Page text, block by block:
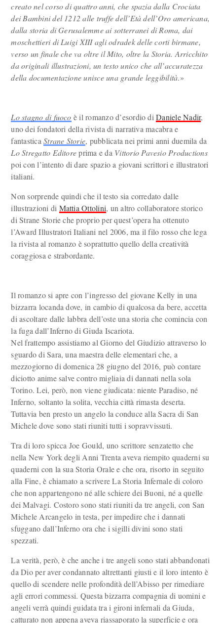
creato nel corso di quattro anni, che spazia dalla Crociata
dei Bambini del 1212 alle truffe dell’Età dell’Oro americana,
dalla storia di Gerusalemme ai sotterranei di Roma, dai
moschettieri di Luigi XIII agli odradek delle corti birmane,
verso un finale che va oltre il Mito, oltre la Storia. Arricchito
da originali illustrazioni, un testo unico che all’accuratezza
della documentazione unisce una grande leggibilità.»
Lo stagno di fuoco è il romanzo d’esordio diDaniele Nadir,
uno dei fondatori della rivista di narrativa macabra e
fantasticaStrane Storie, pubblicata nei primi anni duemila da
Lo Stregatto Editoreprima e da Vittorio Pavesio Productions
poi con l’intento di dare spazio a giovani scrittori e illustratori
italiani.
Non sorprende quindi che il testo sia corredato dalle
illustrazioni di Mattia Ottolini, un altro collaboratore storico
di Strane Storie che proprio per quest’opera ha ottenuto
l’Award Illustratori Italiani nel 2006, ma il filo rosso che lega
la rivista al romanzo è soprattutto quello della creatività
coraggiosa e strabordante.
Il romanzo si apre con l’ingresso del giovane Kelly in una
bizzarra locanda dove, in cambio di qualcosa da bere, accetta
di ascoltare dalle labbra dell’oste una storia che comincia con
la fuga dall’Inferno di Giuda Iscariota.
Nel frattempo assistiamo al Giorno del Giudizio attraverso lo
sguardo di Sara, una maestra delle elementari che, a
mezzogiorno di domenica 28 giugno del 2016, può contare
diciotto anime salve contro migliaia di dannati nella sola
Torino. Lei, però, non viene giudicata: niente Paradiso, né
Inferno, soltanto la solita, vecchia città rimasta deserta.
Tuttavia ben presto un angelo la conduce alla Sacra di San
Michele dove sono stati riuniti tutti i sopravvissuti.
Tra di loro spicca Joe Gould, uno scrittore senzatetto che
nella New York degli Anni Trenta aveva riempito quaderni su
quaderni con la sua Storia Orale e che ora, risorto in seguito
alla Fine, è chiamato a scrivere La Storia Infernale di coloro
che non appartengono né alle schiere dei Buoni, né a quelle
dei Malvagi. Costoro sono stati riuniti da tre angeli, con San
Michele Arcangelo in testa, per impedire che i dannati
sfuggano dall’Inferno ora che i sigilli divini sono stati
spezzati.
La verità, però, è che anche i tre angeli sono stati abbandonati
da Dio per aver condannato altrettanti giusti e il loro intento è
quello di scendere nelle profondità dell’Abisso per rimediare
agli errori commessi. Questa bizzarra compagnia di uomini e
angeli verrà quindi guidata tra i gironi infernali da Giuda,
catturato non appena aveva riassaporato la superficie e ora